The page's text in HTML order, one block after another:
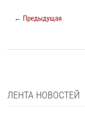
← Предыдущая
ЛЕНТА НОВОСТЕЙ